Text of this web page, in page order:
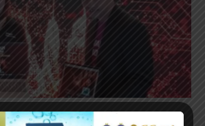
Fitur AI dalam Jajaran